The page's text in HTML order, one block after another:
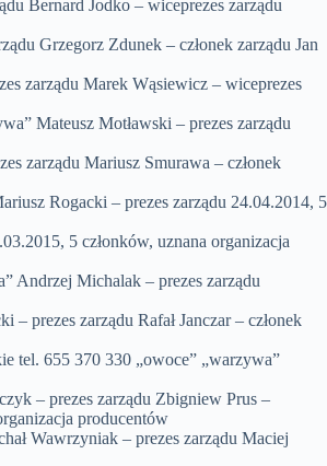
Bernard Jodko – wiceprezes zarządu
Grzegorz Zdunek – członek zarządu Jan
zarządu Marek Wąsiewicz – wiceprezes
Mateusz Motławski – prezes zarządu
zarządu Mariusz Smurawa – członek
Rogacki – prezes zarządu 24.04.2014, 5
5 członków, uznana organizacja
Andrzej Michalak – prezes zarządu
prezes zarządu Rafał Janczar – członek
tel. 655 370 330 „owoce” „warzywa”
– prezes zarządu Zbigniew Prus –
producentów
Wawrzyniak – prezes zarządu Maciej